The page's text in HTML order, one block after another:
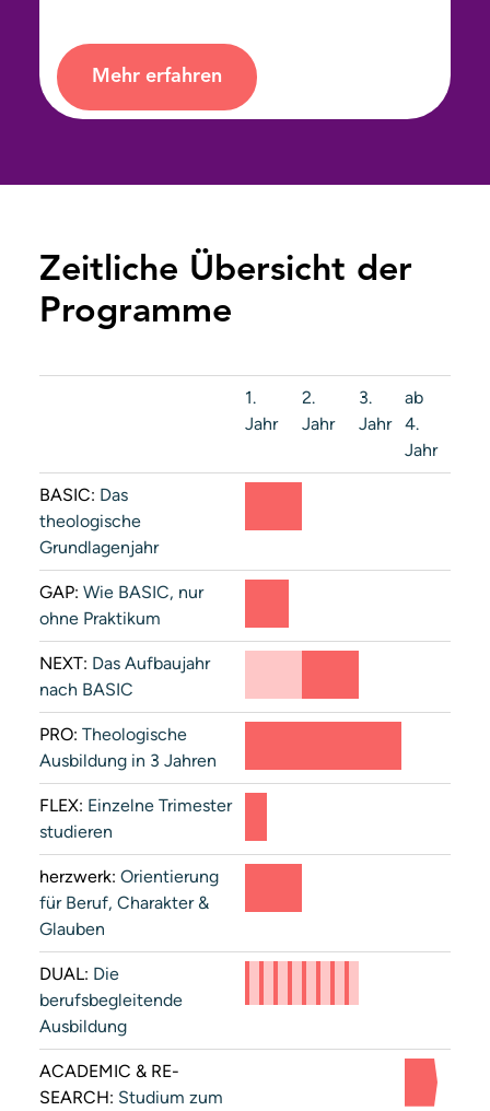
Mehr erfahren
Zeitliche Übersicht der
Programme
1.
Jahr
2.
Jahr
3.
Jahr
ab
4.
Jahr
BASIC: Das
theologische
Grundlagenjahr
GAP: Wie BASIC, nur
ohne Praktikum
NEXT: Das Aufbaujahr
nach BASIC
PRO: Theologische
Ausbildung in 3 Jahren
FLEX: Einzelne Trimester
studieren
herzwerk: Orientierung
für Beruf, Charakter &
Glau­ben
DUAL: Die
berufsbegleitende
Ausbildung
ACADEMIC & RE­
SEARCH: Studium zum